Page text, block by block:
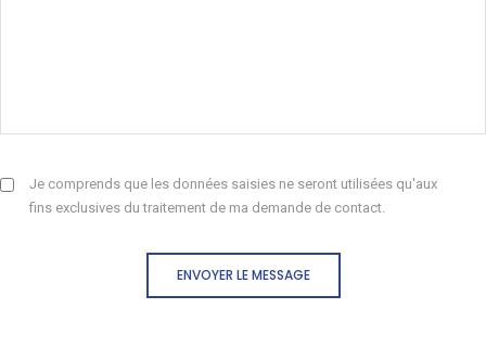
Je comprends que les données saisies ne seront utilisées qu'aux
fins exclusives du traitement de ma demande de contact.
ENVOYER LE MESSAGE